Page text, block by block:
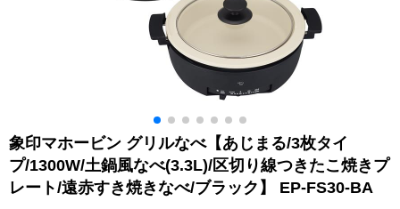
象印マホービン グリルなべ【あじまる/3枚タイ
プ/1300W/土鍋風なべ(3.3L)/区切り線つきたこ焼きプ
レート/遠赤すき焼きなべ/ブラック】 EP-FS30-BA